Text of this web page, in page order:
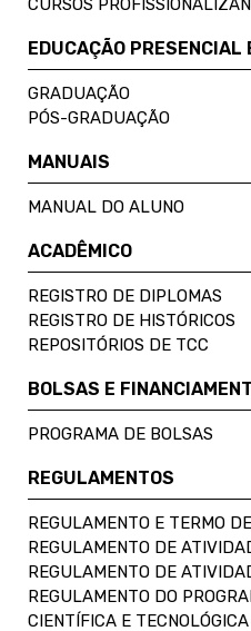
CURSOS
EDUCAÇÃO PRESENCIAL
GRADUAÇÃO
PÓS-GRADUAÇÃO
MANUAIS
MANUAL DO ALUNO
ACADÊMICO
REGISTRO DE DIPLOMAS
REGISTRO DE HISTÓRICOS
REPOSITÓRIOS DE TCC
BOLSAS E
PROGRAMA DE BOLSAS
REGULAMENTOS
REGULAMENTO E TERMO
REGULAMENTO DE
REGULAMENTO DE
REGULAMENTO DO
CIENTÍFICA E